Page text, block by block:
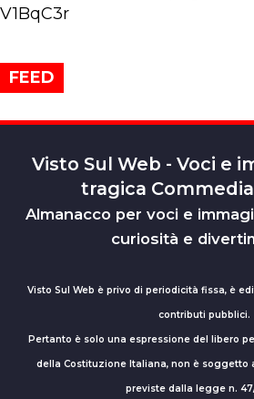
V1BqC3r
FEED
Visto Sul Web - Voci e
tragica
Almanacco per voci e
curiosità e
Visto Sul Web è privo di periodicità fissa, è
contributi pubblici.
Pertanto è solo una espressione del libero
della Costituzione Italiana, non è soggetto
previste dalla legge n.